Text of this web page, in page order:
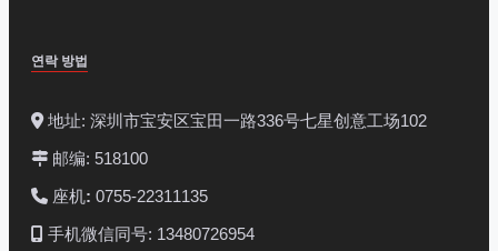
연락 방법
地址: 深圳市宝安区宝田一路336号七星创意工场102
邮编: 518100
座机: 0755-22311135
手机微信同号: 13480726954